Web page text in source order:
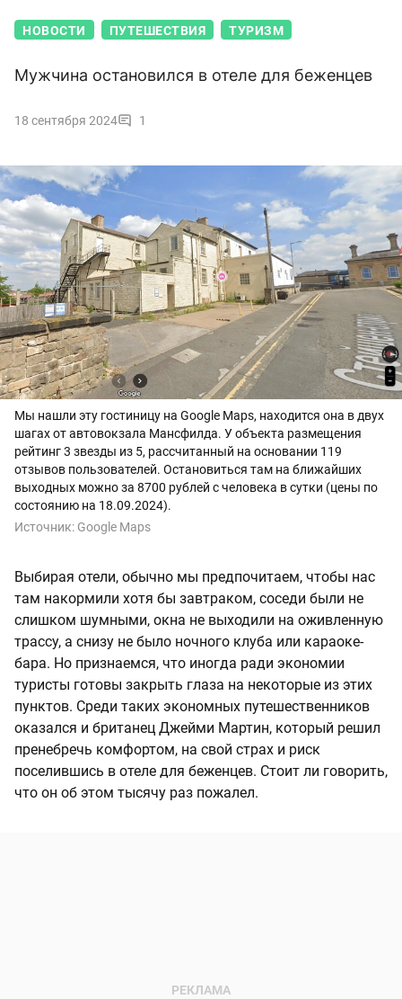
НОВОСТИ ПУТЕШЕСТВИЯ ТУРИЗМ
Мужчина остановился в отеле для беженцев
18 сентября 2024 1
Мы нашли эту гостиницу на Google Maps, находится она в двух
шагах от автовокзала Мансфилда. У объекта размещения
рейтинг 3 звезды из 5, рассчитанный на основании 119
отзывов пользователей. Остановиться там на ближайших
выходных можно за 8700 рублей с человека в сутки (цены по
состоянию на 18.09.2024).
Источник: Google Maps
Выбирая отели, обычно мы предпочитаем, чтобы нас
там накормили хотя бы завтраком, соседи были не
слишком шумными, окна не выходили на оживленную
трассу, а снизу не было ночного клуба или караоке-
бара. Но признаемся, что иногда ради экономии
туристы готовы закрыть глаза на некоторые из этих
пунктов. Среди таких экономных путешественников
оказался и британец Джейми Мартин, который решил
пренебречь комфортом, на свой страх и риск
поселившись в отеле для беженцев. Стоит ли говорить,
что он об этом тысячу раз пожалел.